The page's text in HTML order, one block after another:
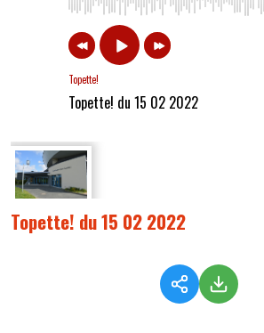
Topette!
Topette! du 15 02 2022
Topette! du 15 02 2022